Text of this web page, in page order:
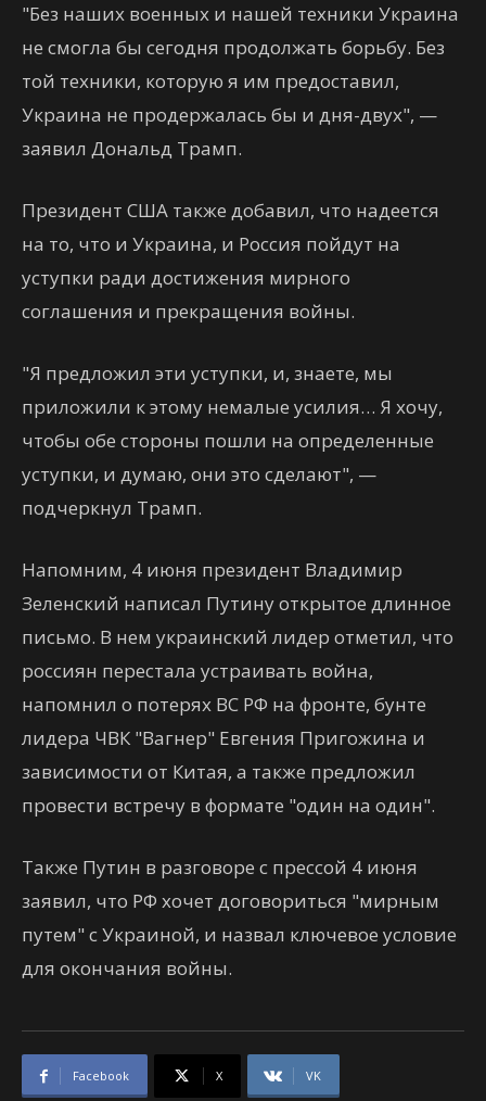
"Без наших военных и нашей техники Украина
не смогла бы сегодня продолжать борьбу. Без
той техники, которую я им предоставил,
Украина не продержалась бы и дня-двух", —
заявил Дональд Трамп.
Президент США также добавил, что надеется
на то, что и Украина, и Россия пойдут на
уступки ради достижения мирного
соглашения и прекращения войны.
"Я предложил эти уступки, и, знаете, мы
приложили к этому немалые усилия… Я хочу,
чтобы обе стороны пошли на определенные
уступки, и думаю, они это сделают", —
подчеркнул Трамп.
Напомним, 4 июня президент Владимир
Зеленский написал Путину открытое длинное
письмо. В нем украинский лидер отметил, что
россиян перестала устраивать война,
напомнил о потерях ВС РФ на фронте, бунте
лидера ЧВК "Вагнер" Евгения Пригожина и
зависимости от Китая, а также предложил
провести встречу в формате "один на один".
Также Путин в разговоре с прессой 4 июня
заявил, что РФ хочет договориться "мирным
путем" с Украиной, и назвал ключевое условие
для окончания войны.
Facebook X VK